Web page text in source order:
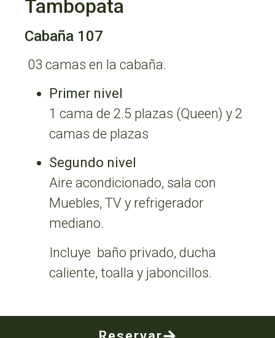
Tambopata
Cabaña 107
03 camas en la cabaña.
Primer nivel
1 cama de 2.5 plazas (Queen) y 2
camas de plazas
Segundo nivel
Aire acondicionado, sala con
Muebles, TV y refrigerador
mediano.
Incluye baño privado, ducha
caliente, toalla y jaboncillos.